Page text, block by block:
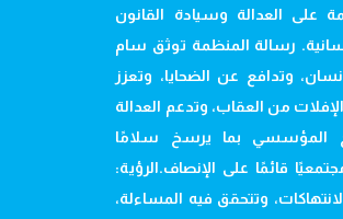
على العدالة وسيادة القانون
رسالة المنظمة توثق سام
وتدافع عن الضحايا، وتعزز
من العقاب، وتدعم العدالة
المؤسسي بما يرسخ سلامًا
قائمًا على الإنصاف.الرؤية:
وتتحقق فيه المساءلة،